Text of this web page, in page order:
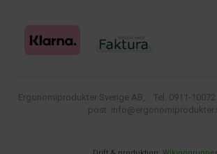
Ergonomiprodukter Sverige AB, Tel. 0911-
post.